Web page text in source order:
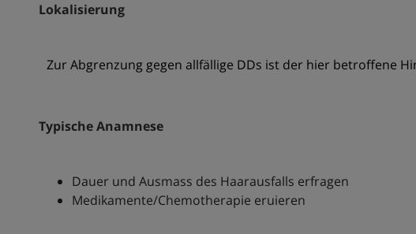
Lokalisierung
Zur Abgrenzung gegen allfällige DDs ist der hier betroffene
Typische Anamnese
Dauer und Ausmass des Haarausfalls erfragen
Medikamente/Chemotherapie eruieren